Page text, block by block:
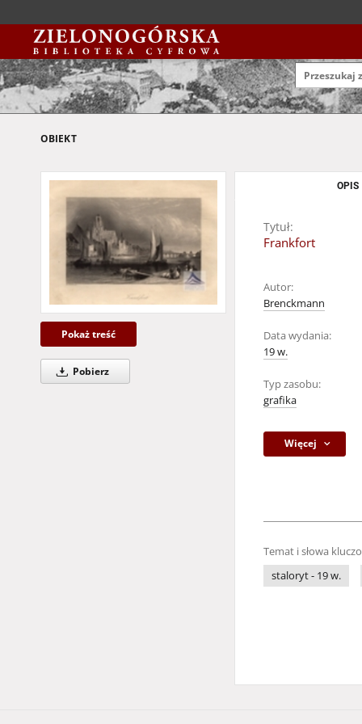
OBIEKT
Pokaż treść
Pobierz
OPIS
Tytuł:
Frankfort
Autor:
Brenckmann
Data wydania:
19 w.
Typ zasobu:
grafika
Więcej
Temat i słowa
staloryt - 19 w.